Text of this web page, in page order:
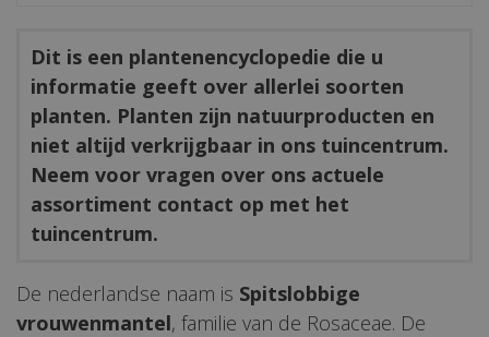
Dit is een plantenencyclopedie die u
informatie geeft over allerlei soorten
planten. Planten zijn natuurproducten en
niet altijd verkrijgbaar in ons tuincentrum.
Neem voor vragen over ons actuele
assortiment contact op met het
tuincentrum.
De nederlandse naam is Spitslobbige
vrouwenmantel, familie van de Rosaceae. De